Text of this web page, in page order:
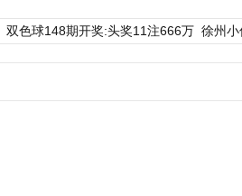
双色球148期开奖:头奖11注666万 徐州